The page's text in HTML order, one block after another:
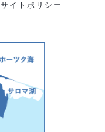
サイトポリシー